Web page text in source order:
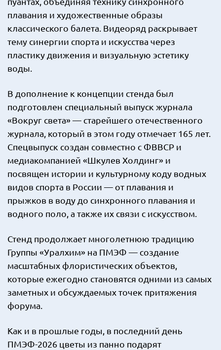
плавания и художественные образы
классического балета. Видеоряд раскрывает
тему синергии спорта и искусства через
пластику движения и визуальную эстетику
воды.
В дополнение к концепции стенда был
подготовлен специальный выпуск журнала
«Вокруг света» — старейшего отечественного
журнала, который в этом году отмечает 165 лет.
Спецвыпуск создан совместно с ФВВСР и
медиакомпанией «Шкулев Холдинг» и
посвящен истории и культурному коду водных
видов спорта в России — от плавания и
прыжков в воду до синхронного плавания и
водного поло, а также их связи с искусством.
Стенд продолжает многолетнюю традицию
Группы «Уралхим» на ПМЭФ — создание
масштабных флористических объектов,
которые ежегодно становятся одними из самых
заметных и обсуждаемых точек притяжения
форума.
Как и в прошлые годы, в последний день
ПМЭФ-2026 цветы из панно подарят